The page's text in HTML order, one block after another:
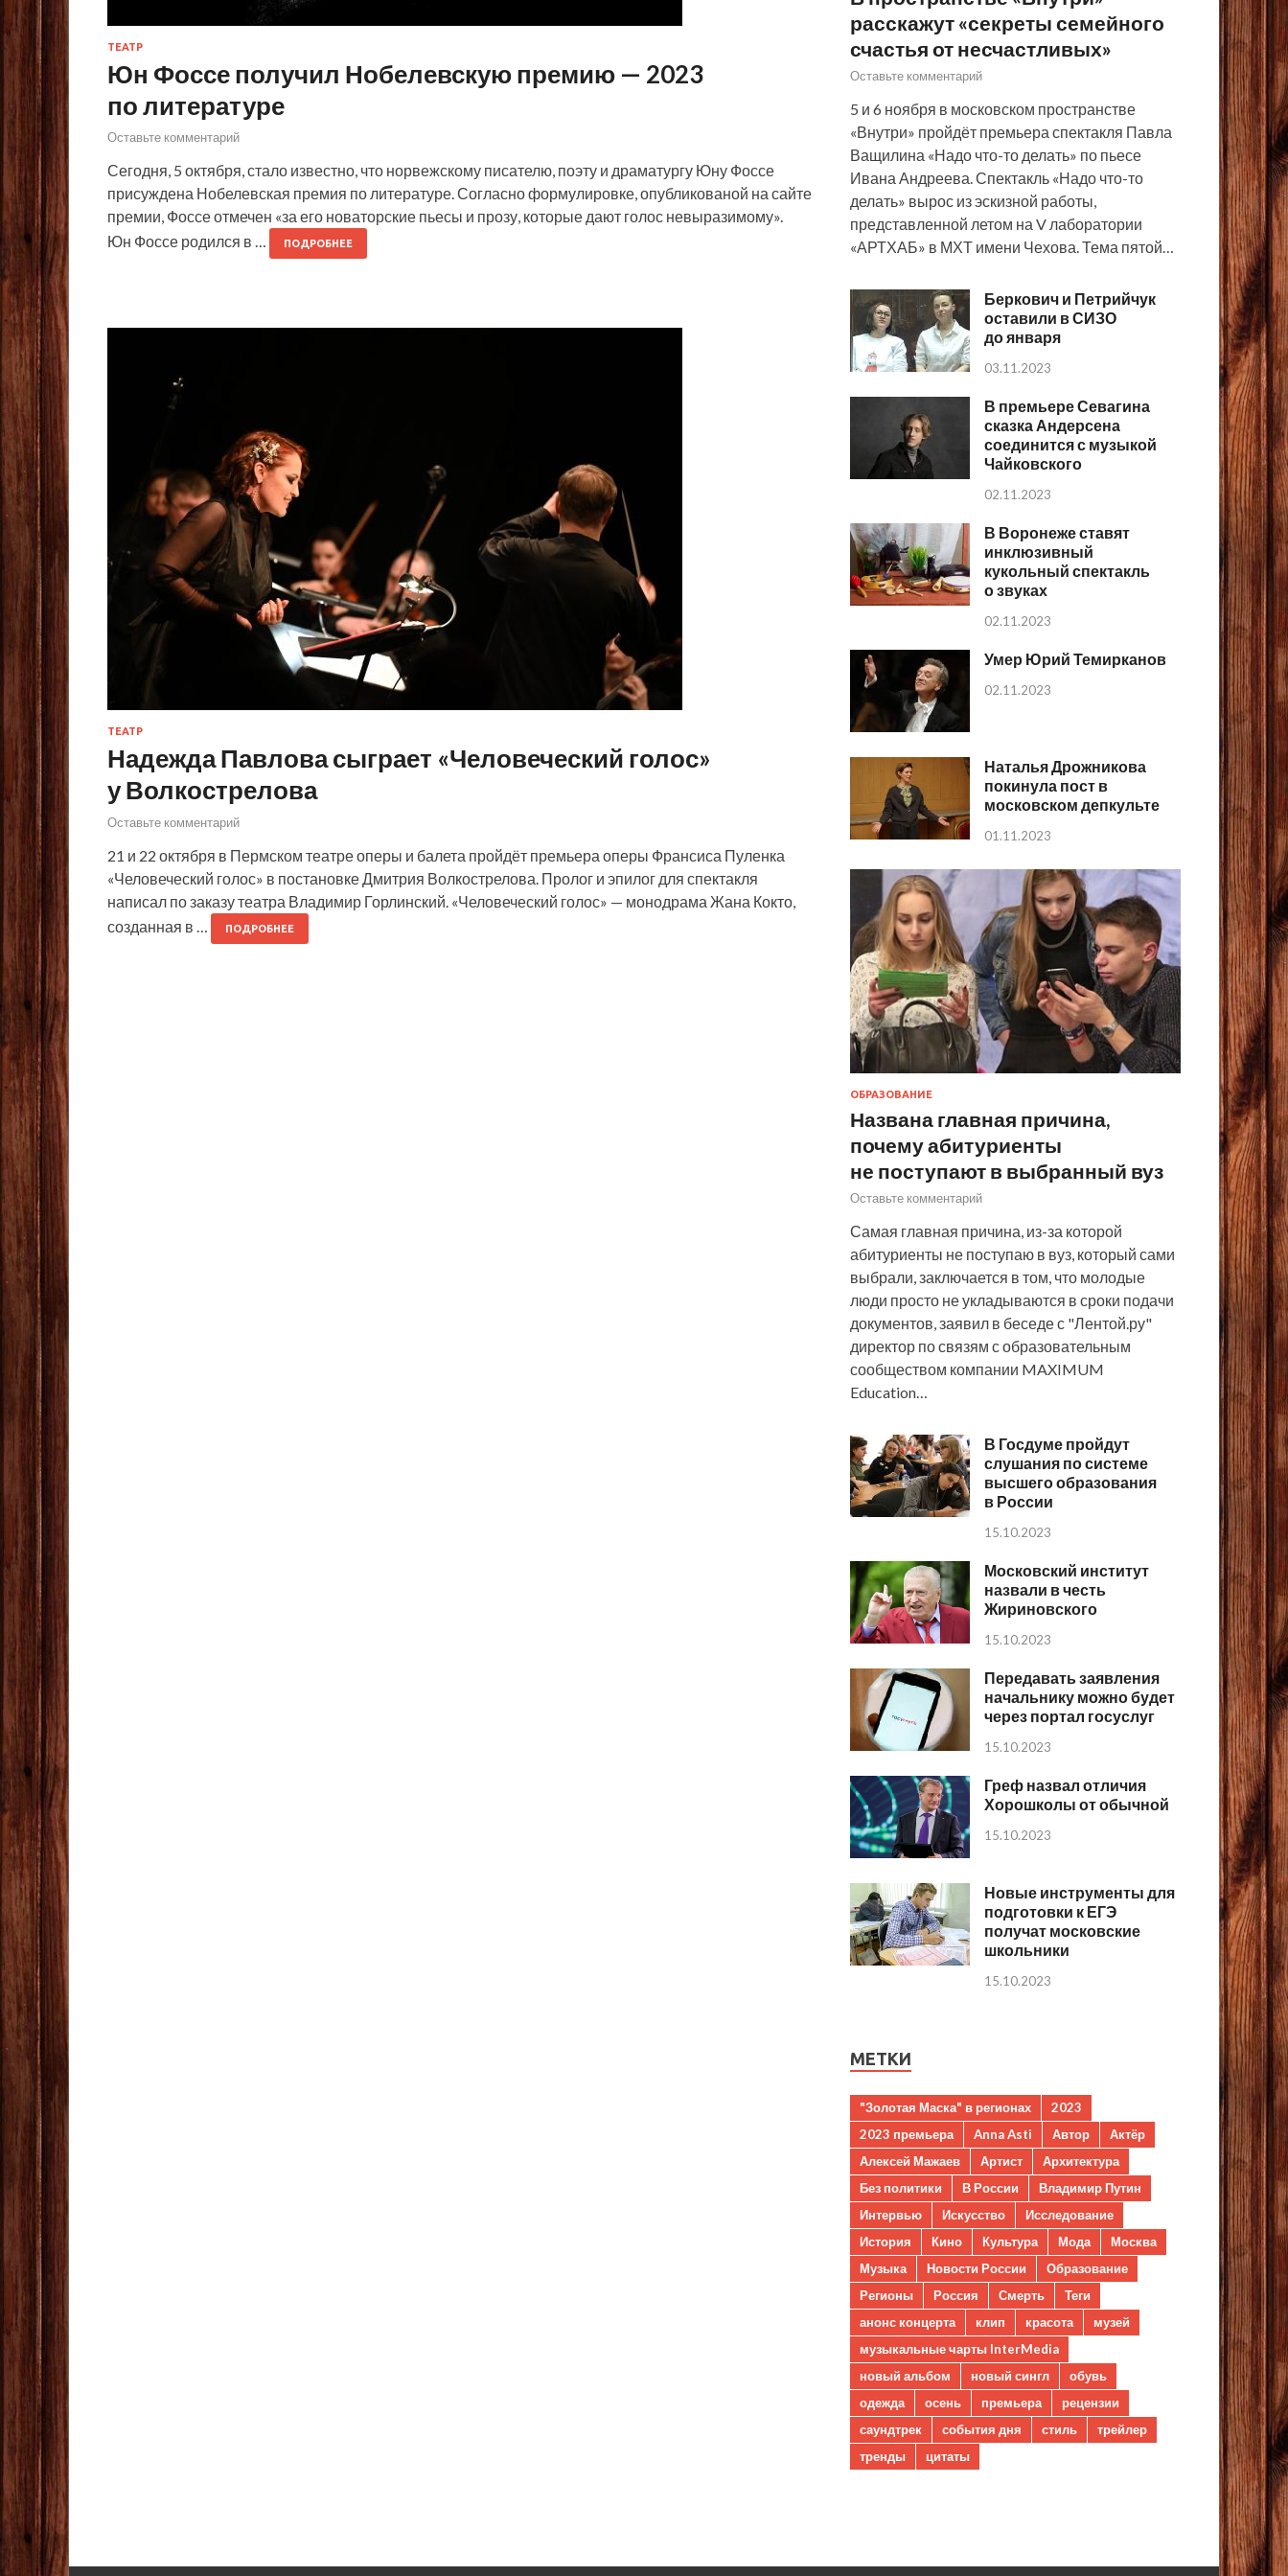
ТЕАТР
Юн Фоссе получил Нобелевскую премию — 2023
по литературе
Оставьте комментарий
Сегодня, 5 октября, стало известно, что норвежскому писателю, поэту и драматургу Юну Фоссе
присуждена Нобелевская премия по литературе. Согласно формулировке, опубликованой на сайте
премии, Фоссе отмечен «за его новаторские пьесы и прозу, которые дают голос невыразимому».
Юн Фоссе родился в …
ПОДРОБНЕЕ
ТЕАТР
Надежда Павлова сыграет «Человеческий голос»
у Волкострелова
Оставьте комментарий
21 и 22 октября в Пермском театре оперы и балета пройдёт премьера оперы Франсиса Пуленка
«Человеческий голос» в постановке Дмитрия Волкострелова. Пролог и эпилог для спектакля
написал по заказу театра Владимир Горлинский. «Человеческий голос» — монодрама Жана Кокто,
созданная в …
ПОДРОБНЕЕ
расскажут «секреты семейного
счастья от несчастливых»
Оставьте комментарий
5 и 6 ноября в московском пространстве
«Внутри» пройдёт премьера спектакля Павла
Ващилина «Надо что-то делать» по пьесе
Ивана Андреева. Спектакль «Надо что-то
делать» вырос из эскизной работы,
представленной летом на V лаборатории
«АРТХАБ» в МХТ имени Чехова. Тема пятой…
Беркович и Петрийчук
оставили в СИЗО
до января
03.11.2023
В премьере Севагина
сказка Андерсена
соединится с музыкой
Чайковского
02.11.2023
В Воронеже ставят
инклюзивный
кукольный спектакль
о звуках
02.11.2023
Умер Юрий Темирканов
02.11.2023
Наталья Дрожникова
покинула пост в
московском депкульте
01.11.2023
ОБРАЗОВАНИЕ
Названа главная причина,
почему абитуриенты
не поступают в выбранный вуз
Оставьте комментарий
Самая главная причина, из-за которой
абитуриенты не поступаю в вуз, который сами
выбрали, заключается в том, что молодые
люди просто не укладываются в сроки подачи
документов, заявил в беседе с "Лентой.ру"
директор по связям с образовательным
сообществом компании MAXIMUM
Education…
В Госдуме пройдут
слушания по системе
высшего образования
в России
15.10.2023
Московский институт
назвали в честь
Жириновского
15.10.2023
Передавать заявления
начальнику можно будет
через портал госуслуг
15.10.2023
Греф назвал отличия
Хорошколы от обычной
15.10.2023
Новые инструменты для
подготовки к ЕГЭ
получат московские
школьники
15.10.2023
МЕТКИ
"Золотая Маска" в регионах
2023
2023 премьера
Anna Asti Автор
Актёр
Алексей Мажаев
Артист
Архитектура
Без политики
В России
Владимир Путин
Интервью
Искусство
Исследование
История
Кино Культура Мода
Москва
Музыка
Новости России
Образование
Регионы
Россия Смерть
Теги
анонс концерта
клип красота
музей
музыкальные чарты InterMedia
новый альбом
новый сингл
обувь
одежда
осень премьера
рецензии
саундтрек
события дня стиль
трейлер
тренды
цитаты